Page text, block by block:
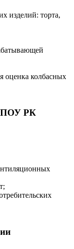
изделий: торта,
оценка колбасных
РК